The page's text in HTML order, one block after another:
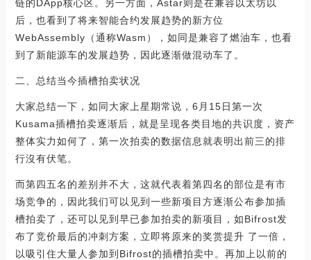
链的DApp核心区。另一方面，Astar则是在兼容以太坊以
后，也看到了将来智能合约发展趋势的新方位
WebAssembly（通称Wasm），如同是兼容了燃油车，也看
到了新能源车的发展趋势，因此逐渐做混动车了。
二、总结当今插槽拍卖状况
大家总结一下，如同大家上星期常说，6月15日第一次
Kusama插槽拍卖逐渐后，就是呈现各类目地的共识度，资产
整体实力如何了，第一次拍卖的数据信息就表明出前三的排
行沒有伏笔。
而第四五名的差别并不大，这就代表着第四名的部位是有市
场竞争的，因此我们可以见到一些新项目方逐渐公布参加插
槽拍卖了，还可以见到早已参加拍卖的新项目，如Bifrost发
布了竞价最后的冲刺方案，立即将原来的奖赏提升 了一倍，
以吸引住大量人参加到Bifrost的插槽拍卖中。再加上以前的